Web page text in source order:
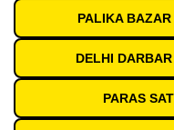
PALIKA
DELHI
PARAS